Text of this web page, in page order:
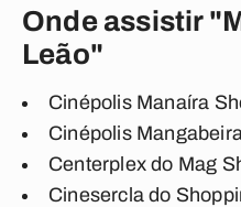
Onde assistir
Leão"
Cinépolis Manaíra
Cinépolis
Centerplex do Mag
Cinesercla do